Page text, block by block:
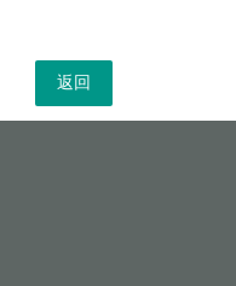
返回